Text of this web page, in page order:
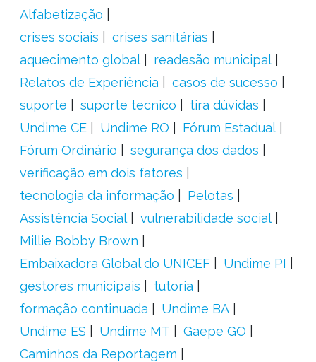
Alfabetização
crises sociais
crises sanitárias
aquecimento global
readesão municipal
Relatos de Experiência
casos de sucesso
suporte
suporte tecnico
tira dúvidas
Undime CE
Undime RO
Fórum Estadual
Fórum Ordinário
segurança dos dados
verificação em dois fatores
tecnologia da informação
Pelotas
Assistência Social
vulnerabilidade social
Millie Bobby Brown
Embaixadora Global do UNICEF
Undime PI
gestores municipais
tutoria
formação continuada
Undime BA
Undime ES
Undime MT
Gaepe GO
Caminhos da Reportagem